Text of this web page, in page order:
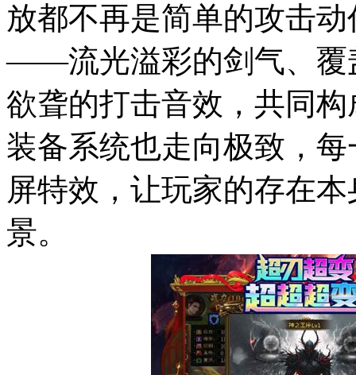
放都不再是简单的攻击
——流光溢彩的剑气、覆
欲聋的打击音效，共同
装备系统也走向极致，
屏特效，让玩家的存在
景。